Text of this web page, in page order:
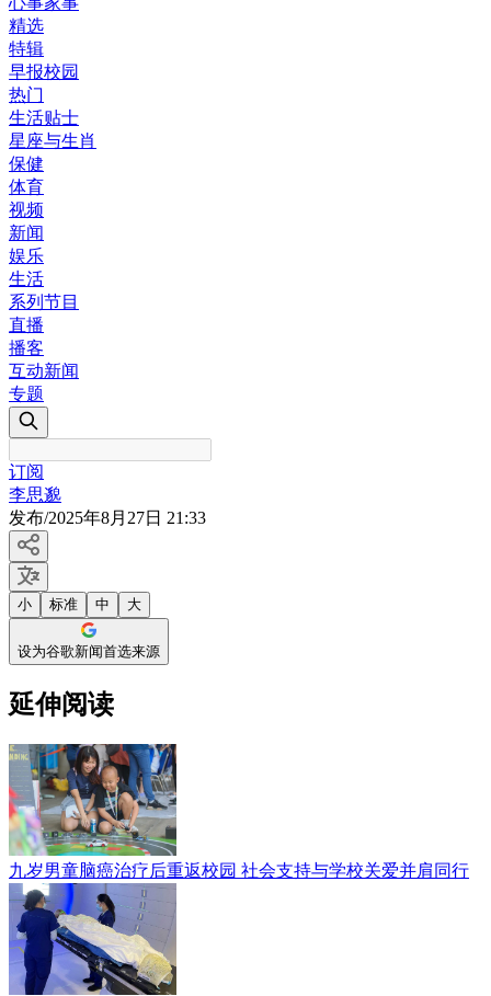
精选
特辑
早报校园
热门
生活贴士
星座与生肖
保健
体育
视频
新闻
娱乐
生活
系列节目
直播
播客
互动新闻
专题
订阅
李思邈
发布/2025年8月27日 21:33
小 标准 中 大
设为谷歌新闻首选来源
延伸阅读
九岁男童脑癌治疗后重返校园 社会支持与学校关爱并肩同行